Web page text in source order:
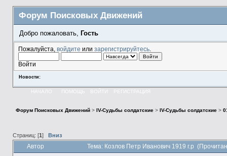
Форум Поисковых Движений
Добро пожаловать, Гость
Пожалуйста, войдите или зарегистрируйтесь.
Войти
Новости:
НАЧАЛО ПОМОЩЬ ВОЙТИ РЕГИСТРАЦИЯ
Форум Поисковых Движений> IV-Судьбы солдатские> IV-Судьбы солдатские>
Страниц: [1 ] Вниз
Автор Тема: Козлов Петр Иванович 1919 г.р